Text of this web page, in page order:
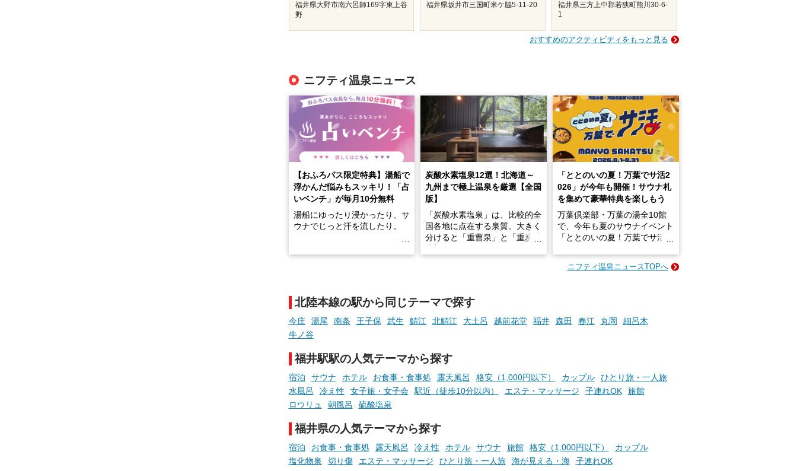
福井県大野市南六呂師169字東上谷
野
福井県坂井市三国町米ケ脇5-11-20
福井県三方上中郡若狭町熊川30-6-
1
おすすめのアクティビティをもっと見る
ニフティ温泉ニュース
【おふろパス限定特典】湯船で
浮かんだ悩みもスッキリ！「占
いベンチ」が毎月10分無料
湯船にゆったり浸かったり、サ
ウナでじっと汗を流したり。
っとした悩み」が、頭に浮かん
でくることはありませんか？
お風呂でリラックスしているか
らこそ向き合える、大切な自分
の本音。
そんな心のつぶやきを、湯あが
たら素敵ですよね。
炭酸水素塩泉12選！北海道～
九州まで極上温泉を厳選【全国
版】
「炭酸水素塩泉」は、比較的全
国各地に点在する泉質。大きく
分けると「重曹泉」と「重炭酸
す。
今回は筆者自ら入浴した中か
日帰り入浴可能で、源泉かけ流
しと泉質の良さにこだわりつ
つ、万人におすすめしたい施設
を厳選しました。
「ととのいの夏！万葉でサ活2
026」が今年も開催！サウナ札
を集めて豪華特典を楽しもう
万葉倶楽部・万葉の湯全10館
で、今年も夏のサウナイベント
「ととのいの夏！万葉でサ活2
2026年8月1日（土）～8月31
札」を集めることで、オリジナ
ルグッズや無料券などの特典と
ュやアウフグースなど、サウナ
好きにはたまらない多彩なイベ
ントも予定されています。ぜひ
【PR】
この記事は万葉倶楽部株式会社
ニフティ温泉ニュースTOPへ
北陸本線の駅から同じテーマで探す
今庄 湯尾 南条 王子保 武生 鯖江 北鯖江 大土呂 越前花堂 福井 森田 春江 丸岡
細呂木
牛ノ谷
福井駅駅の人気テーマから探す
宿泊 サウナ ホテル お食事・食事処 露天風呂 格安（1,000円以下） カップル
ひとり旅・一人旅
水風呂
冷え性 女子旅・女子会 駅近（徒歩10分以内） エステ・マッサージ 子連れOK
旅館
ロウリュ
朝風呂 硫酸塩泉
福井県の人気テーマから探す
宿泊 お食事・食事処 露天風呂 冷え性 ホテル サウナ 旅館 格安（1,000円以下）
カップル
塩化物泉
切り傷 エステ・マッサージ ひとり旅・一人旅 海が見える・海 子連れOK